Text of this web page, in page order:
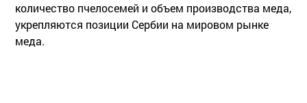
количество пчелосемей и объем производства меда,
укрепляются позиции Сербии на мировом рынке
меда.